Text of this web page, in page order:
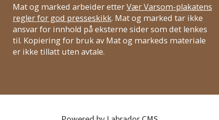
Mat og marked arbeider etterVær Varsom-plakatens
regler for god presseskikk. Mat og marked tar ikke
ansvar for innhold på eksterne sider som det lenkes
til. Kopiering for bruk av Mat og markeds materiale
er ikke tillatt uten avtale.